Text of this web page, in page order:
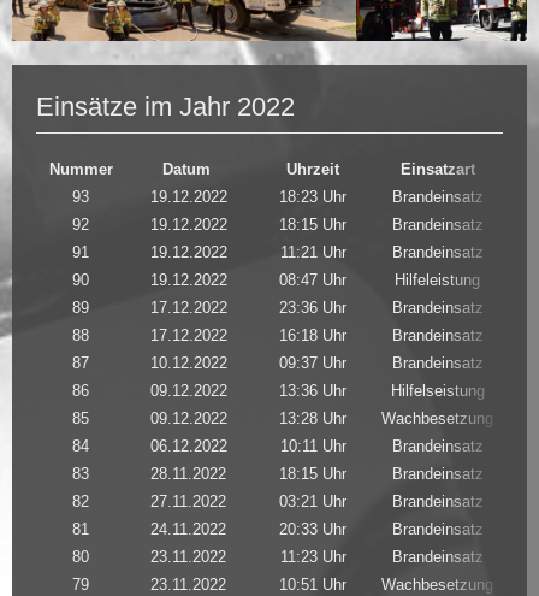
Einsätze im Jahr 2022
Nummer Datum Uhrzeit Einsatzart
93
19.12.2022 18:23 Uhr Brandeinsatz
92
19.12.2022 18:15 Uhr Brandeinsatz
91
19.12.2022 11:21 Uhr Brandeinsatz
90
19.12.2022 08:47 Uhr Hilfeleistung
89
17.12.2022 23:36 Uhr Brandeinsatz
88
17.12.2022 16:18 Uhr Brandeinsatz
87
10.12.2022 09:37 Uhr Brandeinsatz
86
09.12.2022 13:36 Uhr Hilfelseistung
85
09.12.2022 13:28 Uhr Wachbesetzung
84
06.12.2022 10:11 Uhr Brandeinsatz
83
28.11.2022 18:15 Uhr Brandeinsatz
82
27.11.2022 03:21 Uhr Brandeinsatz
81
24.11.2022 20:33 Uhr Brandeinsatz
80
23.11.2022 11:23 Uhr
Brandeinsatz
79
23.11.2022 10:51 Uhr Wachbesetzung